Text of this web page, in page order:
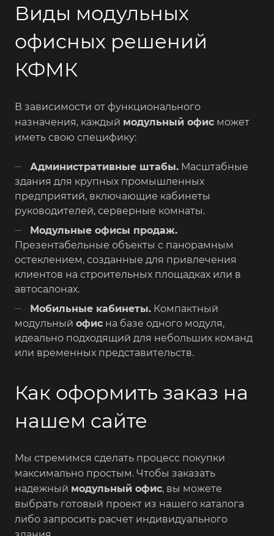
Виды модульных
офисных решений
КФМК
В зависимости от функционального
назначения, каждый модульный офис может
иметь свою специфику:
Административные штабы. Масштабные
здания для крупных промышленных
предприятий, включающие кабинеты
руководителей, серверные комнаты.
Модульные офисы продаж.
Презентабельные объекты с панорамным
остеклением, созданные для привлечения
клиентов на строительных площадках или в
автосалонах.
Мобильные кабинеты. Компактный
модульный офис на базе одного модуля,
идеально подходящий для небольших команд
или временных представительств.
Как оформить заказ на
нашем сайте
Мы стремимся сделать процесс покупки
максимально простым. Чтобы заказать
надежный модульный офис, вы можете
выбрать готовый проект из нашего каталога
либо запросить расчет индивидуального